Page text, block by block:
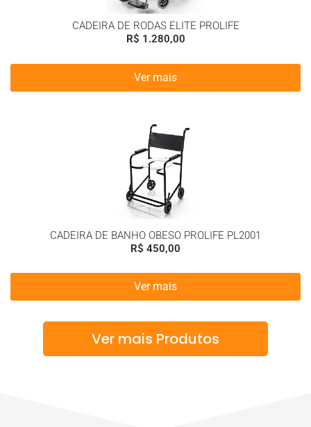
CADEIRA DE RODAS ELITE PROLIFE
R$ 1.280,00
Ver mais
CADEIRA DE BANHO OBESO PROLIFE PL2001
R$ 450,00
Ver mais
Ver mais Produtos